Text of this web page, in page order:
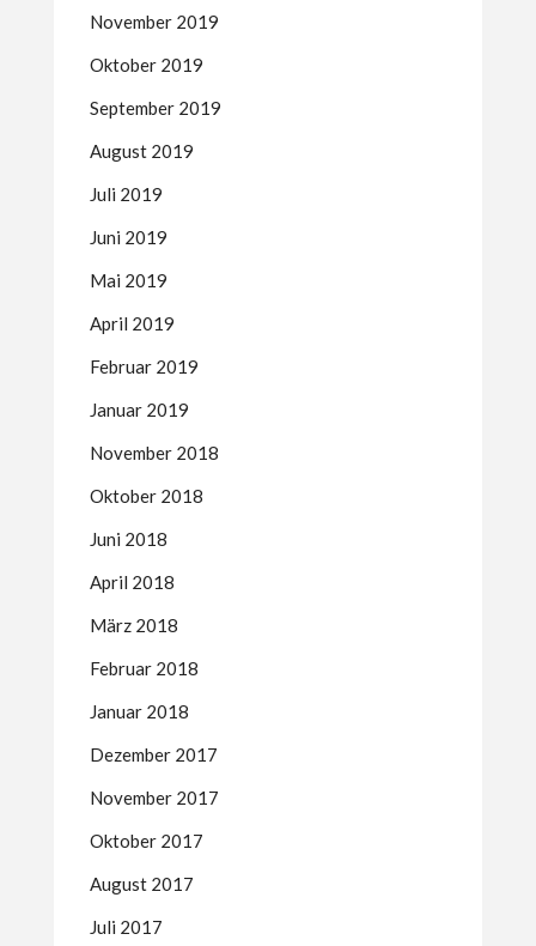
November 2019
Oktober 2019
September 2019
August 2019
Juli 2019
Juni 2019
Mai 2019
April 2019
Februar 2019
Januar 2019
November 2018
Oktober 2018
Juni 2018
April 2018
März 2018
Februar 2018
Januar 2018
Dezember 2017
November 2017
Oktober 2017
August 2017
Juli 2017